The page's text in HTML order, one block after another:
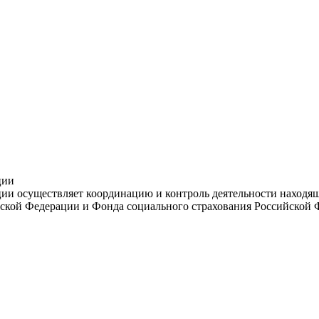
осуществляет координацию и контроль деятельности
Федерации и Фонда социального страхования Российской